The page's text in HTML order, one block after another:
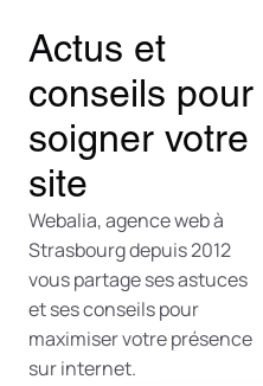
Actus et
conseils pour
soigner votre
site
Webalia, agence web à
Strasbourg depuis 2012
vous partage ses astuces
et ses conseils pour
maximiser votre présence
sur internet.